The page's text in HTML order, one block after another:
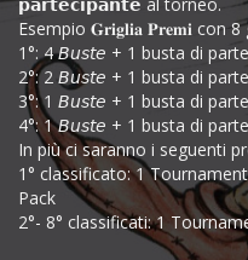
Esempio 𝐆𝐫𝐢𝐠𝐥𝐢𝐚 𝐏𝐫𝐞𝐦𝐢 con
1°: 4 𝘉𝘶𝘴𝘵𝘦 + 1 busta di
2°: 2 𝘉𝘶𝘴𝘵𝘦 + 1 busta di
3°: 1 𝘉𝘶𝘴𝘵𝘦 + 1 busta di
4°: 1 𝘉𝘶𝘴𝘵𝘦 + 1 busta di
In più ci saranno i seguenti
1° classificato: 1
Pack
2°- 8° classificati: 1